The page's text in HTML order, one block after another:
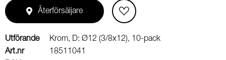
Återförsäljare
Utförande
Krom, D: Ø12 (3/8x12), 10-pack
Art.nr
18511041